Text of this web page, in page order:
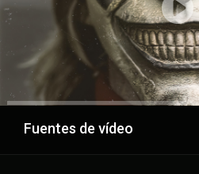
Anuncio
Fuentes de vídeo